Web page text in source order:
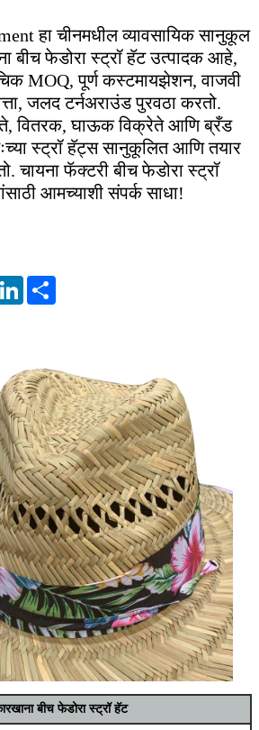
हा चीनमधील व्यावसायिक सानुकूल
बीच फेडोरा स्ट्रॉ हॅट उत्पादक आहे,
MOQ, पूर्ण कस्टमायझेशन, वाजवी
जलद टर्नअराउंड पुरवठा करतो.
वितरक, घाऊक विक्रेते आणि ब्रँड
स्ट्रॉ हॅट्स सानुकूलित आणि तयार
चायना फॅक्टरी बीच फेडोरा स्ट्रॉ
आमच्याशी संपर्क साधा!
LinkedIn
बीच फेडोरा स्ट्रॉ हॅट